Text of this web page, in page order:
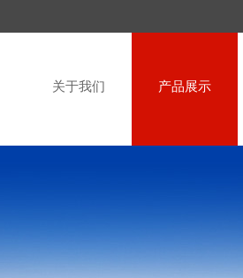
关于我们 产品展示